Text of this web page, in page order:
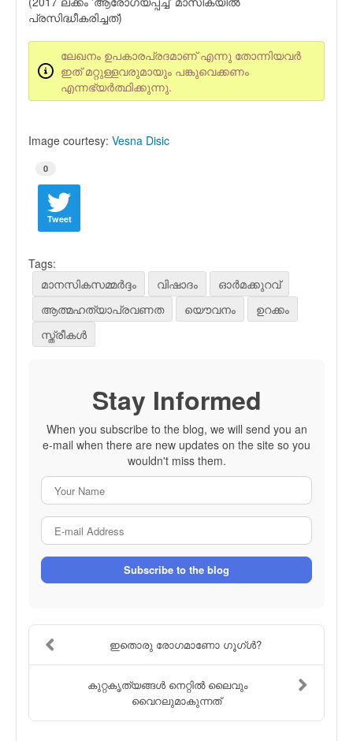
പ്രസിദ്ധീകരിച്ചത്)
ലേഖനം ഉപകാരപ്രദമാണ് എന്നു തോന്നിയവര്‍
ഇത് മറ്റുള്ളവരുമായും പങ്കുവെക്കണം
എന്നഭ്യര്‍ത്ഥിക്കുന്നു.
Image courtesy: Vesna Disic
0
Tweet
Tags:
മാനസികസമ്മര്‍ദ്ദം
വിഷാദം
ഓര്‍മക്കുറവ്
ആത്മഹത്യാപ്രവണത
യൌവനം
ഉറക്കം
സ്ത്രീകള്‍
Stay Informed
When you subscribe to the blog, we will send you an
e-mail when there are new updates on the site so you
wouldn't miss them.
Subscribe to the blog
ഇതൊരു രോഗമാണോ ഗൂഗ്ള്‍?
കുറ്റകൃത്യങ്ങള്‍ നെറ്റില്‍ ലൈവും
വൈറലുമാകുന്നത്